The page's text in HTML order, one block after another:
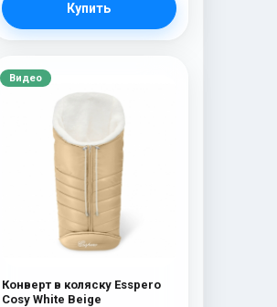
Купить
Видео
Конверт в коляску Esspero
Cosy White Beige